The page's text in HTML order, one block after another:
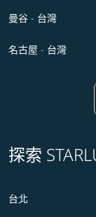
曼谷 - 台灣
名古屋 - 台灣
探索
台北